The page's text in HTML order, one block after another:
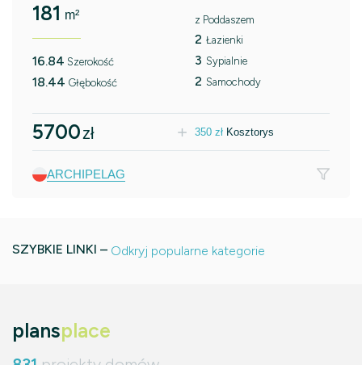
181 m²
16.84 Szerokość
18.44 Głębokość
z Poddaszem
2 Łazienki
3 Sypialnie
2 Samochody
5700zł 350 zł Kosztorys
ARCHIPELAG
SZYBKIE LINKI – Odkryj popularne kategorie
plansplace